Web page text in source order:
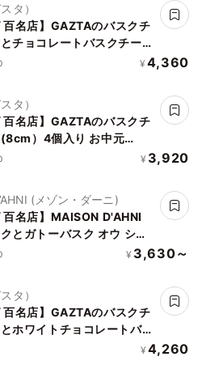
タ）
百名店】GAZTAのバスクチ
チョコレートバスクチーズ
個セット お中元2026
¥ 4,360
タ）
百名店】GAZTAのバスクチ
）4個入り お中元
¥ 3,920
MAISON D’AHNI (メゾン・ダーニ)
百名店】MAISON D'AHNI
とガトーバスク オウ ショ
6個入り お中元2026
¥ 3,630～
タ）
百名店】GAZTAのバスクチ
ホワイトチョコレートバス
キ2種4個セット
¥ 4,260